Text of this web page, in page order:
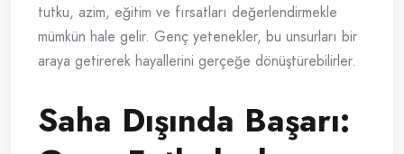
tutku, azim, eğitim ve fırsatları değerlendirmekle
mümkün hale gelir. Genç yetenekler, bu unsurları bir
araya getirerek hayallerini gerçeğe dönüştürebilirler.
Saha Dışında Başarı: